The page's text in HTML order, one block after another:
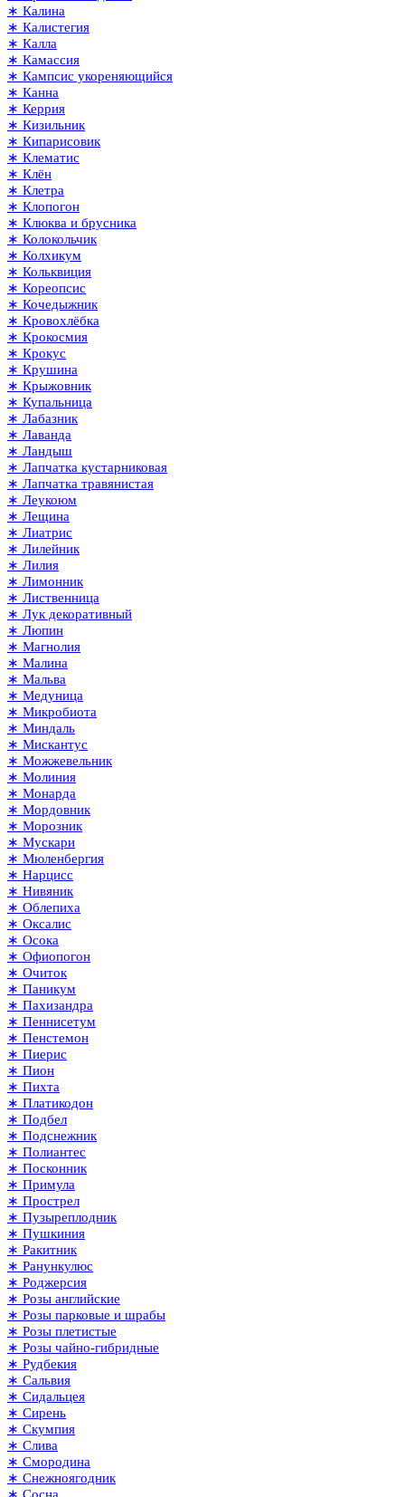
∗ Калина
∗ Калистегия
∗ Калла
∗ Камассия
∗ Кампсис укореняющийся
∗ Канна
∗ Керрия
∗ Кизильник
∗ Кипарисовик
∗ Клематис
∗ Клён
∗ Клетра
∗ Клопогон
∗ Клюква и брусника
∗ Колокольчик
∗ Колхикум
∗ Кольквиция
∗ Кореопсис
∗ Кочедыжник
∗ Кровохлёбка
∗ Крокосмия
∗ Крокус
∗ Крушина
∗ Крыжовник
∗ Купальница
∗ Лабазник
∗ Лаванда
∗ Ландыш
∗ Лапчатка кустарниковая
∗ Лапчатка травянистая
∗ Леукоюм
∗ Лещина
∗ Лиатрис
∗ Лилейник
∗ Лилия
∗ Лимонник
∗ Лиственница
∗ Лук декоративный
∗ Люпин
∗ Магнолия
∗ Малина
∗ Мальва
∗ Медуница
∗ Микробиота
∗ Миндаль
∗ Мискантус
∗ Можжевельник
∗ Молиния
∗ Монарда
∗ Мордовник
∗ Морозник
∗ Мускари
∗ Мюленбергия
∗ Нарцисс
∗ Нивяник
∗ Облепиха
∗ Оксалис
∗ Осока
∗ Офиопогон
∗ Очиток
∗ Паникум
∗ Пахизандра
∗ Пеннисетум
∗ Пенстемон
∗ Пиерис
∗ Пион
∗ Пихта
∗ Платикодон
∗ Подбел
∗ Подснежник
∗ Полиантес
∗ Посконник
∗ Примула
∗ Прострел
∗ Пузыреплодник
∗ Пушкиния
∗ Ракитник
∗ Ранункулюс
∗ Роджерсия
∗ Розы английские
∗ Розы парковые и шрабы
∗ Розы плетистые
∗ Розы чайно-гибридные
∗ Рудбекия
∗ Сальвия
∗ Сидальцея
∗ Сирень
∗ Скумпия
∗ Слива
∗ Смородина
∗ Снежноягодник
∗ Сосна